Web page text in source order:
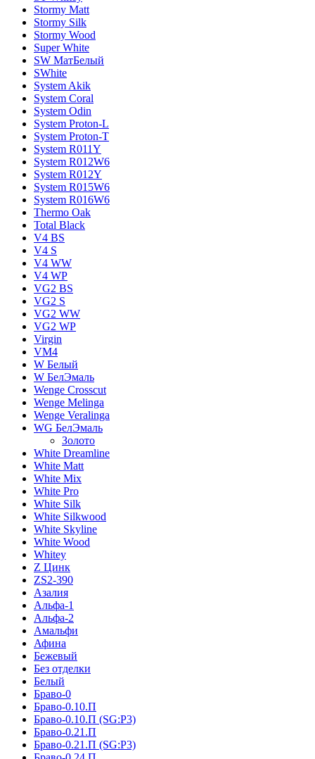
Stormy Matt
Stormy Silk
Stormy Wood
Super White
SW МатБелый
SWhite
System Akik
System Coral
System Odin
System Proton-L
System Proton-T
System R011Y
System R012W6
System R012Y
System R015W6
System R016W6
Thermo Oak
Total Black
V4 BS
V4 S
V4 WW
V4 WР
VG2 BS
VG2 S
VG2 WW
VG2 WР
Virgin
VM4
W Белый
W БелЭмаль
Wenge Crosscut
Wenge Melinga
Wenge Veralinga
WG БелЭмаль
Золото
White Dreamline
White Matt
White Mix
White Pro
White Silk
White Silkwood
White Skyline
White Wood
Whitey
Z Цинк
ZS2-390
Азалия
Альфа-1
Альфа-2
Амальфи
Афина
Бежевый
Без отделки
Белый
Браво-0
Браво-0.10.П
Браво-0.10.П (SG:P3)
Браво-0.21.П
Браво-0.21.П (SG:P3)